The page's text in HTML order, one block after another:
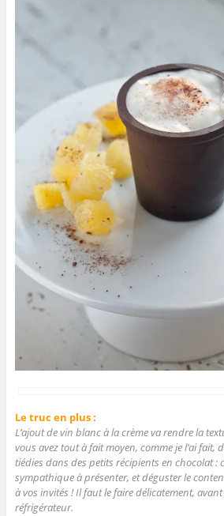
Le truc en plus :
L’ajout de vin blanc à la crème va rendre la
vous avez tout à fait moyen, comme je l’ai fait,
tiédies dans des petits récipients en chocolat :
sympathique à présenter, et déguster le
à vos invités ! Il faut le faire délicatement,
réfrigérateur.